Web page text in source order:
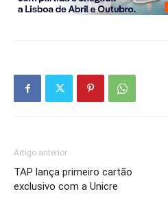
Artigo anterior
TAP lança primeiro cartão
exclusivo com a Unicre